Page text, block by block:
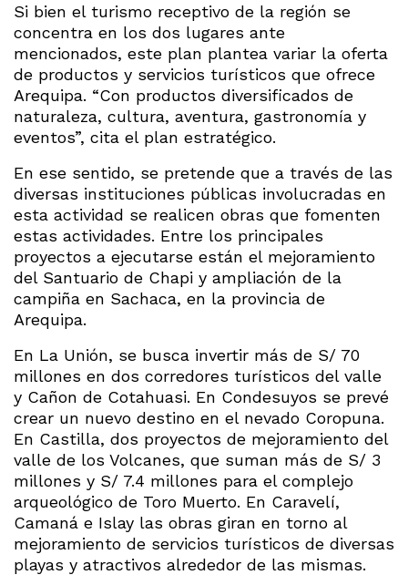
Si bien el turismo receptivo de la región se
concentra en los dos lugares ante
mencionados, este plan plantea variar la oferta
de productos y servicios turísticos que ofrece
Arequipa. “Con productos diversificados de
naturaleza, cultura, aventura, gastronomía y
eventos”, cita el plan estratégico.
En ese sentido, se pretende que a través de las
diversas instituciones públicas involucradas en
esta actividad se realicen obras que fomenten
estas actividades. Entre los principales
proyectos a ejecutarse están el mejoramiento
del Santuario de Chapi y ampliación de la
campiña en Sachaca, en la provincia de
Arequipa.
En La Unión, se busca invertir más de S/ 70
millones en dos corredores turísticos del valle
y Cañon de Cotahuasi. En Condesuyos se prevé
crear un nuevo destino en el nevado Coropuna.
En Castilla, dos proyectos de mejoramiento del
valle de los Volcanes, que suman más de S/ 3
millones y S/ 7.4 millones para el complejo
arqueológico de Toro Muerto. En Caravelí,
Camaná e Islay las obras giran en torno al
mejoramiento de servicios turísticos de diversas
playas y atractivos alrededor de las mismas.